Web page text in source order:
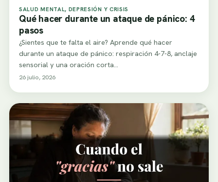
SALUD MENTAL, DEPRESIÓN Y CRISIS
Qué hacer durante un ataque de pánico: 4
pasos
¿Sientes que te falta el aire? Aprende qué hacer
durante un ataque de pánico: respiración 4-7-8, anclaje
sensorial y una oración corta…
26 julio, 2026